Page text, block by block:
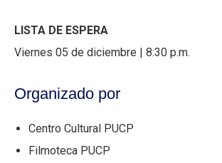
LISTA DE ESPERA
Viernes 05 de diciembre | 8:30 p.m.
Organizado por
Centro Cultural PUCP
Filmoteca PUCP